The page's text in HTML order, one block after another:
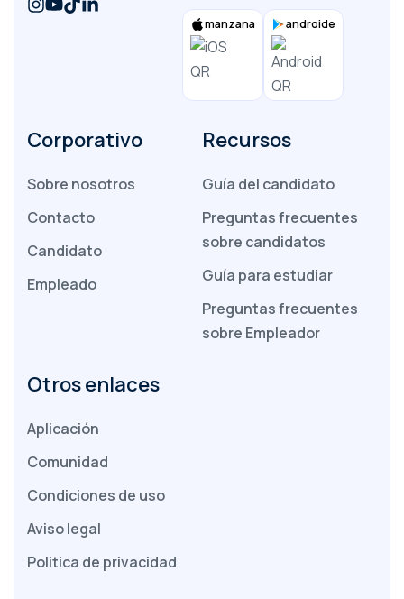
manzana androide
Corporativo
Sobre nosotros
Contacto
Candidato
Empleado
Recursos
Guía del candidato
Preguntas frecuentes
sobre candidatos
Guía para estudiar
Preguntas frecuentes
sobre Empleador
Otros enlaces
Aplicación
Comunidad
Condiciones de uso
Aviso legal
Politica de privacidad